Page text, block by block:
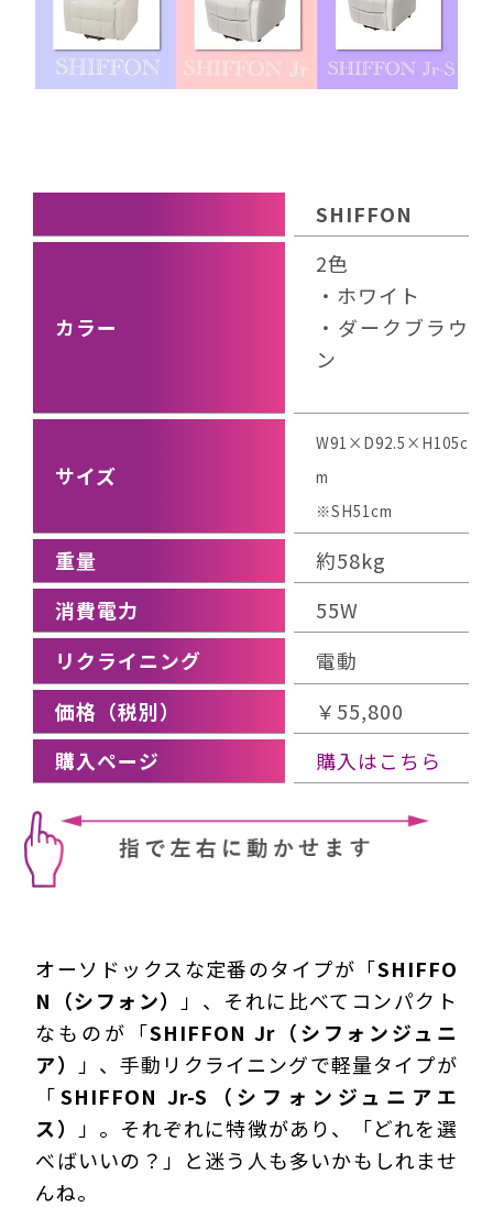
SHIFFON
カラー
2色
・ホワイト
・ダークブラウ
ン
サイズ
W91×D92.5×H105c
m
※SH51cm
重量
約58kg
消費電力
55W
リクライニング
電動
価格（税別）
￥55,800
購入ページ
購入はこちら
オーソドックスな定番のタイプが「SHIFFO
N（シフォン）
」、それに比べてコンパクト
なものが「SHIFFON Jr（シフォンジュニ
ア）
」、手動リクライニングで軽量タイプが
「SHIFFON Jr-S（シフォンジュニアエ
ス）
」。それぞれに特徴があり、「どれを選
べばいいの？」と迷う人も多いかもしれませ
んね。